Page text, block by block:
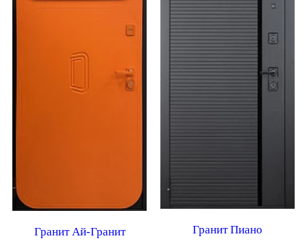
Гранит Ай-Гранит Гранит Пиано